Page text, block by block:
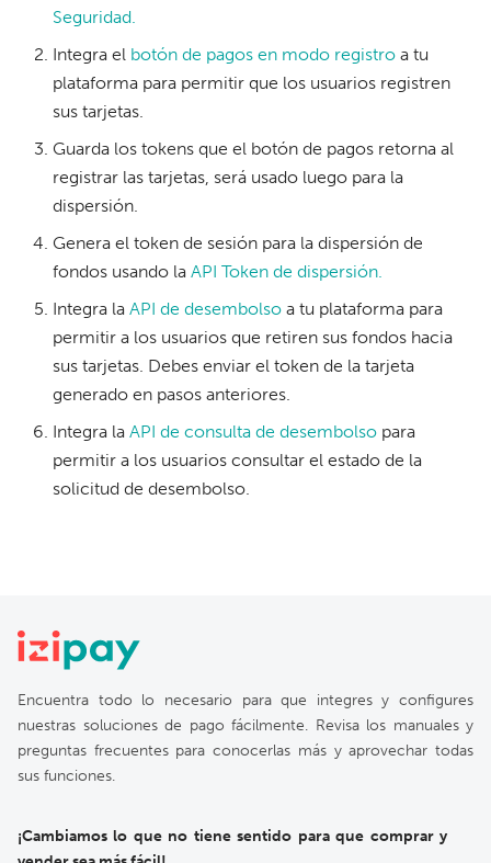
Seguridad.
Integra el botón de pagos en modo registro a tu
plataforma para permitir que los usuarios registren
sus tarjetas.
Guarda los tokens que el botón de pagos retorna al
registrar las tarjetas, será usado luego para la
dispersión.
Genera el token de sesión para la dispersión de
fondos usando la API Token de dispersión.
Integra la API de desembolso a tu plataforma para
permitir a los usuarios que retiren sus fondos hacia
sus tarjetas. Debes enviar el token de la tarjeta
generado en pasos anteriores.
Integra la API de consulta de desembolso para
permitir a los usuarios consultar el estado de la
solicitud de desembolso.
Encuentra todo lo necesario para que integres y configures
nuestras soluciones de pago fácilmente. Revisa los manuales y
preguntas frecuentes para conocerlas más y aprovechar todas
sus funciones.
¡Cambiamos lo que no tiene sentido para que comprar y